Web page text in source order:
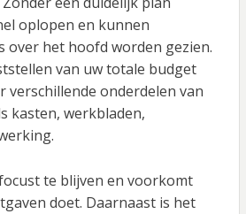
oplopen en kunnen
over het hoofd worden gezien.
van uw totale budget
verschillende onderdelen van
kasten, werkbladen,
te blijven en voorkomt
doet. Daarnaast is het